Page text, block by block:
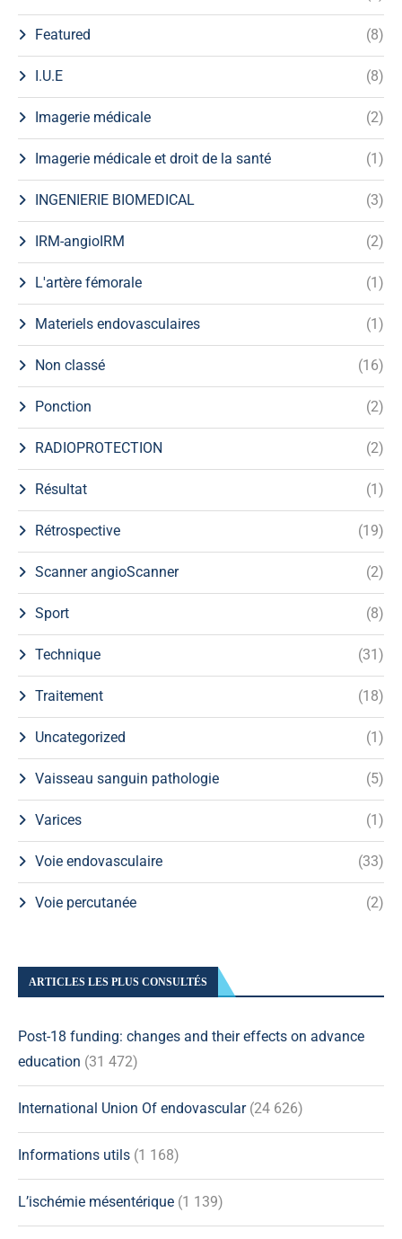
Featured (8)
I.U.E (8)
Imagerie médicale (2)
Imagerie médicale et droit de la santé (1)
INGENIERIE BIOMEDICAL (3)
IRM-angioIRM (2)
L'artère fémorale (1)
Materiels endovasculaires (1)
Non classé (16)
Ponction (2)
RADIOPROTECTION (2)
Résultat (1)
Rétrospective (19)
Scanner angioScanner (2)
Sport (8)
Technique (31)
Traitement (18)
Uncategorized (1)
Vaisseau sanguin pathologie (5)
Varices (1)
Voie endovasculaire (33)
Voie percutanée (2)
ARTICLES LES PLUS CONSULTÉS
Post-18 funding: changes and their effects on advance
education (31 472)
International Union Of endovascular (24 626)
Informations utils (1 168)
L’ischémie mésentérique (1 139)